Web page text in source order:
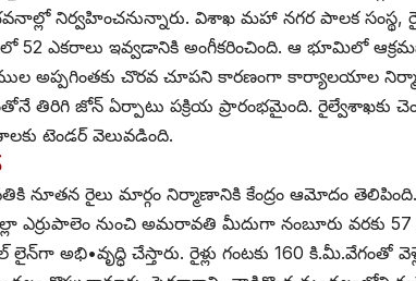
నిర్వహించనున్నారు. విశాఖ మహా నగర పాలక సంస్థ,
52 ఎకరాలు ఇవ్వడానికి అంగీకరించింది. ఆ భూమిలో
అప్పగింతకు చొరవ చూపని కారణంగా కార్యాలయాల
తిరిగి జోన్‌ ఏర్పాటు పక్రియ ప్రారంభమైంది. రైల్వేశాఖకు
టెండర్‌ ‌వెలువడింది.
నూతన రైలు మార్గం నిర్మాణానికి కేంద్రం ఆమోదం
ఎర్రుపాలెం నుంచి అమరావతి మీదుగా నంబూరు వరకు 57
అభి•వృద్ధి చేస్తారు. రైళ్లు గంటకు 160 కి.మీ.వేగంతో